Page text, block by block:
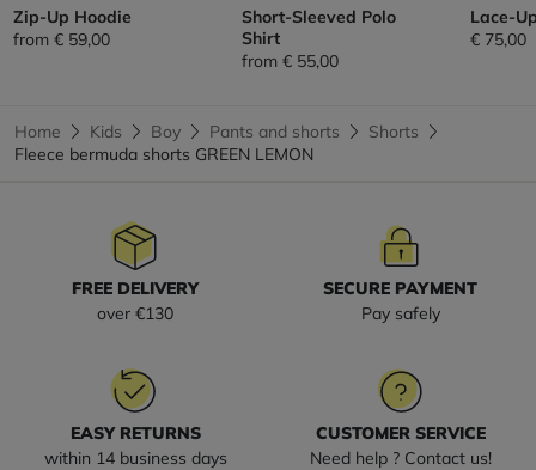
Zip-Up Hoodie
from € 59,00
Short-Sleeved Polo
Shirt
from € 55,00
Lace-
€ 75,00
Home Kids Boy Pants and shorts
Shorts
Fleece bermuda shorts GREEN LEMON
FREE DELIVERY
over €130
SECURE PAYMENT
Pay safely
EASY RETURNS
within 14 business days
CUSTOMER SERVICE
Need help ? Contact us!